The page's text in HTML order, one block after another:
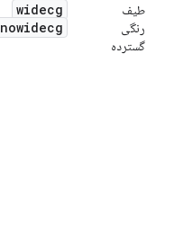
طیف
رنگی
گسترده
widecg
nowidecg